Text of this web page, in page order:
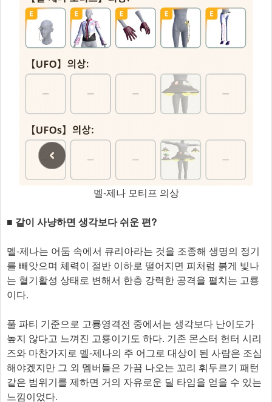
멜-제나 모티프 의상
■ 같이 사냥하면 생각보다 쉬운 편?
멜-제나는 어둠 속에서 큐리아라는 것을 조종해 생명의 정기
를 빼앗으며 체력이 절반 이하로 떨어지면 피처럼 붉게 빛나
는 혈기활성 상태로 변해서 한층 강력한 공격을 펼치는 고룡
이다.
풀 파티 기준으로 고룡영격전 중에서는 생각보다 난이도가
높지 않다고 느껴진 고룡이기도 하다. 기존 몬스터 헌터 시리
즈와 마찬가지로 멜-제나의 주 어그로 대상이 된 사람은 조심
해야겠지만 그 외 멤버들은 가끔 나오는 꼬리 휘두르기 패턴
같은 범위기를 제하면 거의 자유로운 딜 타임을 얻을 수 있는
느낌이었다.